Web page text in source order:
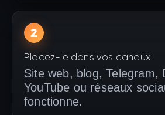
2
Placez-le dans vos canaux
Site web, blog, Telegram,
YouTube ou réseaux
fonctionne.